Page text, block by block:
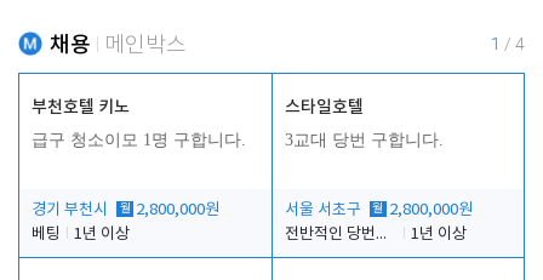
채용 메인박스 1 / 4
부천호텔 키노
급구 청소이모 1명 구합니다.
경기 부천시 월 2,800,000원
베팅
1년 이상
스타일호텔
3교대 당번 구합니다.
서울 서초구 월 2,800,000원
전반적인 당번업무
1년 이상